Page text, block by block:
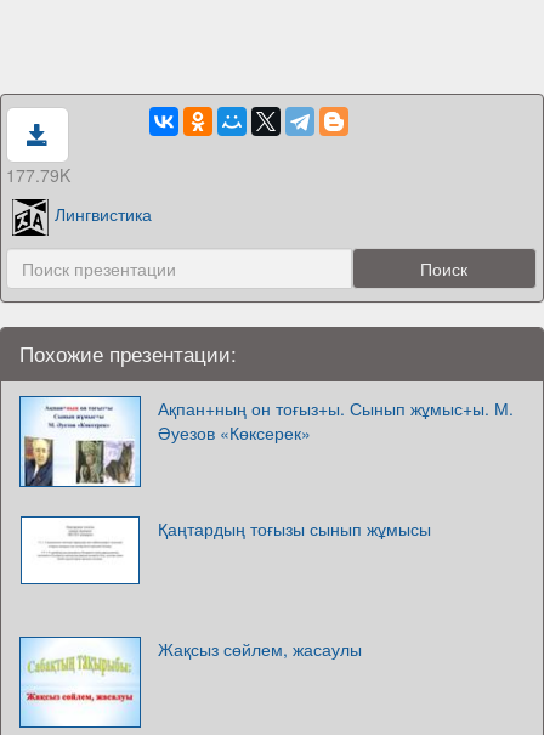
177.79K
Лингвистика
Похожие презентации:
Ақпан+ның он тоғыз+ы. Сынып жұмыс+ы. М.
Әуезов «Көксерек»
Қаңтардың тоғызы сынып жұмысы
Жақсыз сөйлем, жасаулы